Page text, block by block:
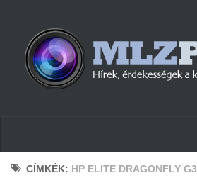
HírekCÍMKÉK: HP ELITE DRAGONFLY G3